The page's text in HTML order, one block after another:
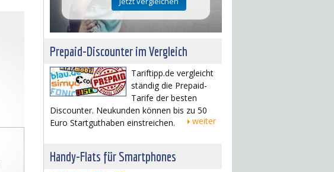
Prepaid-Discounter im Vergleich
Tariftipp.de vergleicht
ständig die Prepaid-
Tarife der besten
Discounter. Neukunden können bis zu 50
Euro Startguthaben einstreichen.
weiter
Handy-Flats für Smartphones